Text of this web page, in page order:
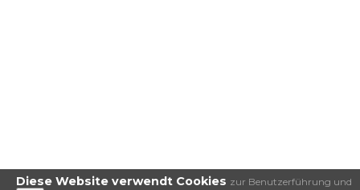
Diese Website verwendt Cookies zur Benutzerführung und